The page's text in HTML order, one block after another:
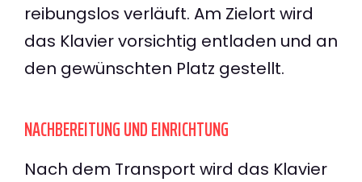
reibungslos verläuft. Am Zielort wird
das Klavier vorsichtig entladen und an
den gewünschten Platz gestellt.
NACHBEREITUNG UND EINRICHTUNG
Nach dem Transport wird das Klavier